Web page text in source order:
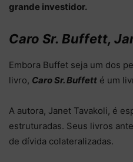
grande investidor.
Caro Sr. Buffett,
Embora Buffet seja um dos
livro, Caro Sr. Buffett é um
A autora, Janet Tavakoli, é
estruturadas. Seus livros
de dívida colateralizadas.